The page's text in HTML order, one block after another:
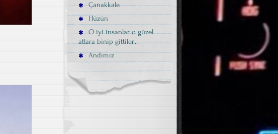
Çanakkale
Hüzün
O iyi insanlar o güzel
atlara binip gittiler…
Andımız